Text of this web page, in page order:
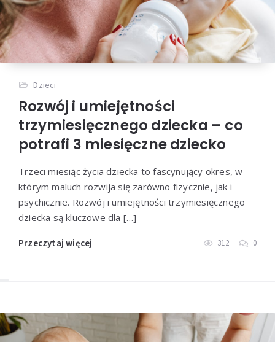
Dzieci
Rozwój i umiejętności
trzymiesięcznego dziecka – co
potrafi 3 miesięczne dziecko
Trzeci miesiąc życia dziecka to fascynujący okres, w
którym maluch rozwija się zarówno fizycznie, jak i
psychicznie. Rozwój i umiejętności trzymiesięcznego
dziecka są kluczowe dla […]
Przeczytaj więcej 312 0